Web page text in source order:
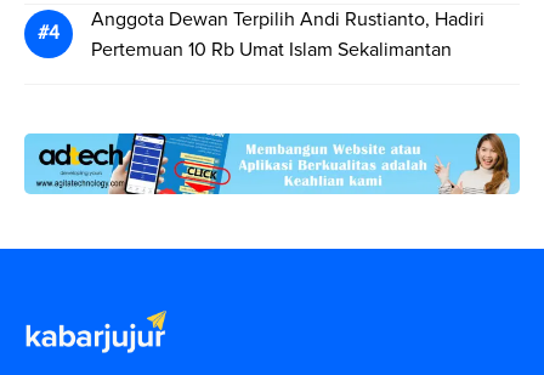
Anggota Dewan Terpilih Andi Rustianto, Hadiri
Pertemuan 10 Rb Umat Islam Sekalimantan